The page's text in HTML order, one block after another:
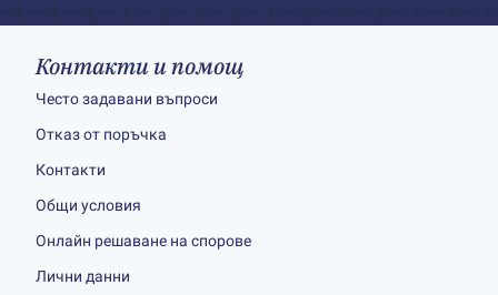
Контакти и помощ
Често задавани въпроси
Отказ от поръчка
Контакти
Общи условия
Онлайн решаване на спорове
Лични данни